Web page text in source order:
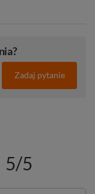
Zadaj pytanie
5/5